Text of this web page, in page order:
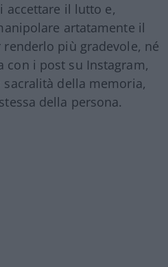
accettare il lutto e,
artatamente il
più gradevole, né
con i post su Instagram,
della memoria,
della persona.